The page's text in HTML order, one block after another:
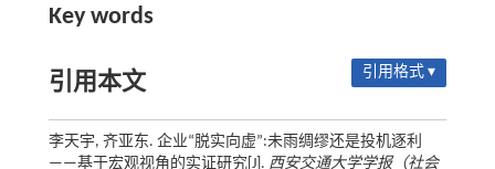
Key words
引用本文 引用格式 ▾
李天宇, 齐亚东. 企业“脱实向虚”:未雨绸缪还是投机逐利
——基于宏观视角的实证研究[J]. 西安交通大学学报（社会